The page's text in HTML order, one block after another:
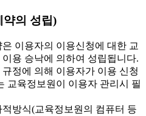
약의 성립)
이용자의 이용신청에 대한 교
용 승낙에 의하여 성립됩니다.
정에 의해 이용자가 이용 신청
교육정보원이 이용자 관리시 필
방식(교육정보원의 컴퓨터 등